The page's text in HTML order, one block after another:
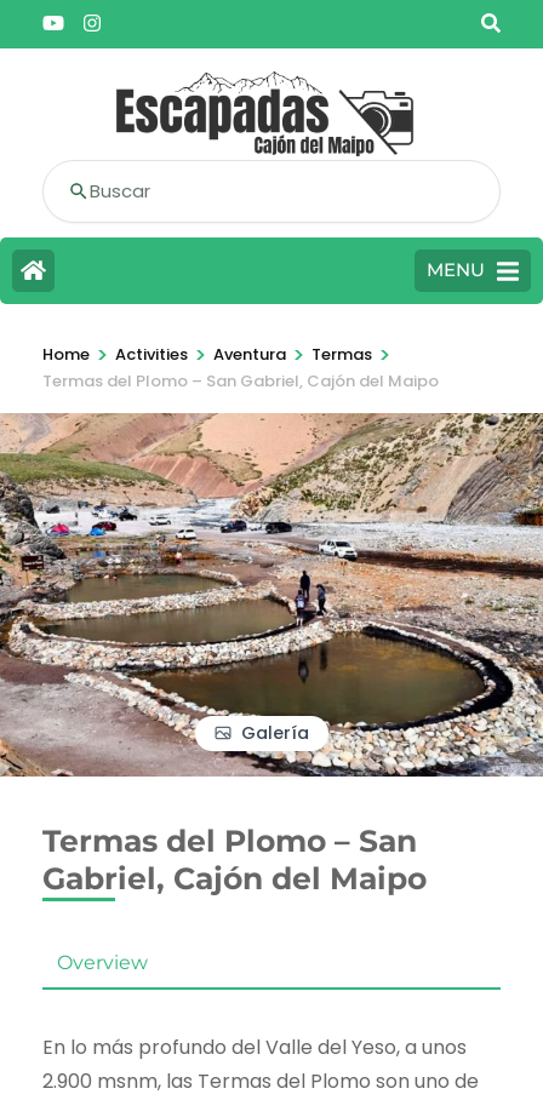
Buscar
MENU
Home > Activities > Aventura > Termas >
Termas del Plomo – San Gabriel, Cajón del Maipo
Galería
Termas del Plomo – San
Gabriel, Cajón del Maipo
Overview
En lo más profundo del Valle del Yeso, a unos
2.900 msnm, las Termas del Plomo son uno de